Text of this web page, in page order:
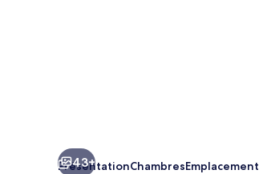
43+
PrésentationChambresEmplacement